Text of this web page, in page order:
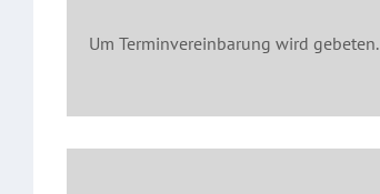
Um Terminvereinbarung wird gebeten.